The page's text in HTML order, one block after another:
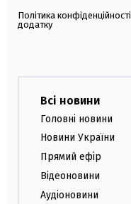
Політика конфіденційності
додатку
Всі новини
Головні новини
Новини України
Прямий ефір
Відеоновини
Аудіоновини